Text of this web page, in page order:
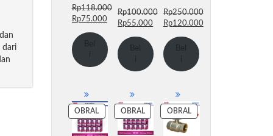
dari
Rp118.000
Harga
adalah:
Rp118.000.
Rp75.000Harga
saat
adalah:
Rp75.000.
Bel
i
Rp100.000
Harga
adalah:
Rp100.000.
Rp55.000Harga
adalah:
Rp55.000.
Bel
i
Rp250.000
Harga
adalah:
Rp250.000.
Rp120.000
saat
ini
adalah:
Bel
i
OBRAL PRODUK
DENGAN
DISKON
OBRAL PRODUK
DENGAN
DISKON
OBRAL
DENGAN